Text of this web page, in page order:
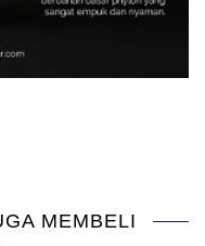
MEMBELI